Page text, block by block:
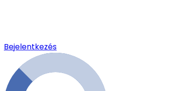
Bejelentkezés